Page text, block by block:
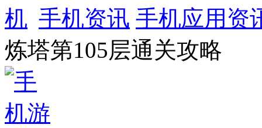
手机资讯 手机应用资
炼塔第105层通关攻略